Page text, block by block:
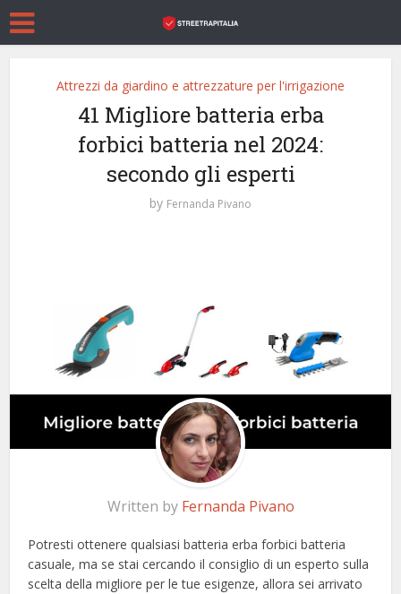
Attrezzi da giardino e attrezzature per l'irrigazione
41 Migliore batteria erba
forbici batteria nel 2024:
secondo gli esperti
by Fernanda Pivano
Written by Fernanda Pivano
Potresti ottenere qualsiasi batteria erba forbici batteria
casuale, ma se stai cercando il consiglio di un esperto sulla
scelta della migliore per le tue esigenze, allora sei arrivato